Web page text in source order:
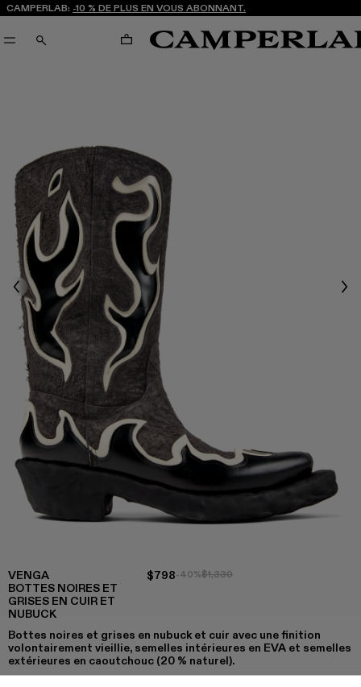
CAMPERLAB: -10 % DE PLUS EN VOUS ABONNANT.
RECHERCHE PANIER
Previous
VENGA
BOTTES NOIRES ET
GRISES EN CUIR ET
NUBUCK
$798-40%$1,330
Bottes noires et grises en nubuck et cuir avec une finition
volontairement vieillie, semelles intérieures en EVA et semelles
extérieures en caoutchouc (20 % naturel).